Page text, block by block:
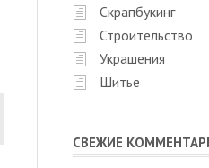
Скрапбукинг
Строительство
Украшения
Шитье
СВЕЖИЕ